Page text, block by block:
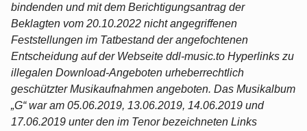
bindenden und mit dem Berichtigungsantrag der
Beklagten vom 20.10.2022 nicht angegriffenen
Feststellungen im Tatbestand der angefochtenen
Entscheidung auf der Webseite ddl-music.to Hyperlinks zu
illegalen Download-Angeboten urheberrechtlich
geschützter Musikaufnahmen angeboten. Das Musikalbum
„G“ war am 05.06.2019, 13.06.2019, 14.06.2019 und
17.06.2019 unter den im Tenor bezeichneten Links